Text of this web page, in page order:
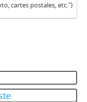
cartes postales, etc.")